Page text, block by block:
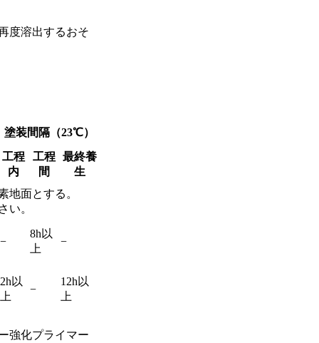
度溶出するおそ
塗装間隔（23℃）
工程
内
工程
間
最終養
生
地面とする。
い。
−
8h以
上
−
2h以
上
−
12h以
上
強化プライマー